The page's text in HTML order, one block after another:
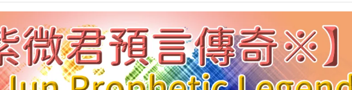
君寰
宇傳
奇官
網
彌
亞-
個
個
都
是